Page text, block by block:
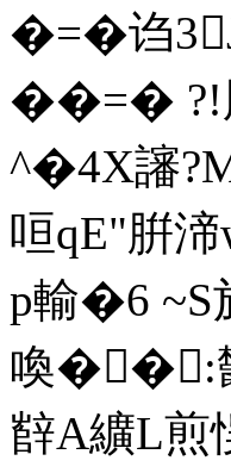
�=�诌
��=� ?!
^�4X讅
咺qE"腁
p輸�6 ~S
喚��:
辥A纊L煎